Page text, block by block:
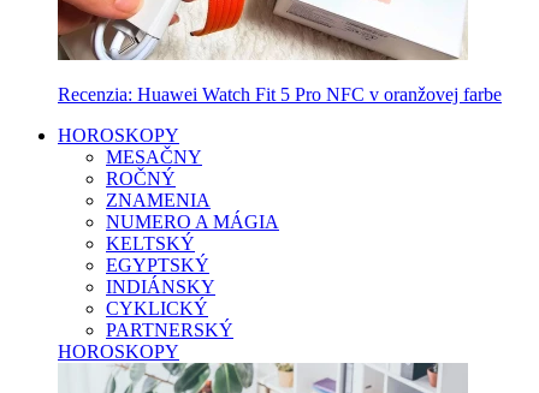
Recenzia: Huawei Watch Fit 5 Pro NFC v oranžovej farbe
HOROSKOPY
MESAČNY
ROČNÝ
ZNAMENIA
NUMERO A MÁGIA
KELTSKÝ
EGYPTSKÝ
INDIÁNSKY
CYKLICKÝ
PARTNERSKÝ
HOROSKOPY